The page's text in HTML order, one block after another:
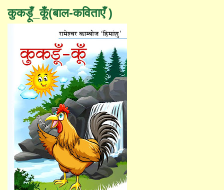
कुकड़ूँ_कूँ(बाल-कविताएँ )